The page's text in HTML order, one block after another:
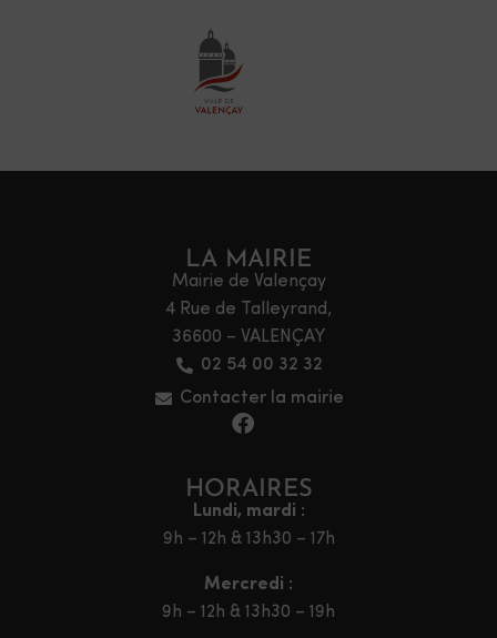
LA MAIRIE
Mairie de Valençay
4 Rue de Talleyrand,
36600 – VALENÇAY
02 54 00 32 32
Contacter la mairie
HORAIRES
Lundi, mardi :
9h – 12h & 13h30 – 17h
Mercredi :
9h – 12h & 13h30 – 19h